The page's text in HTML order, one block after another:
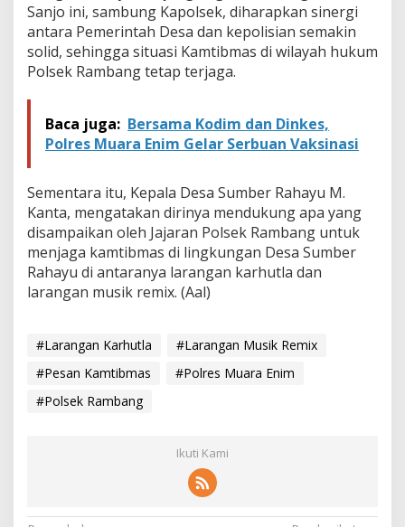
Sanjo ini, sambung Kapolsek, diharapkan sinergi
antara Pemerintah Desa dan kepolisian semakin
solid, sehingga situasi Kamtibmas di wilayah hukum
Polsek Rambang tetap terjaga.
Baca juga: Bersama Kodim dan Dinkes,
Polres Muara Enim Gelar Serbuan Vaksinasi
Sementara itu, Kepala Desa Sumber Rahayu M.
Kanta, mengatakan dirinya mendukung apa yang
disampaikan oleh Jajaran Polsek Rambang untuk
menjaga kamtibmas di lingkungan Desa Sumber
Rahayu di antaranya larangan karhutla dan
larangan musik remix. (Aal)
#Larangan Karhutla
#Larangan Musik Remix
#Pesan Kamtibmas
#Polres Muara Enim
#Polsek Rambang
Ikuti Kami